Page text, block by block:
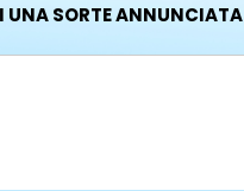
UNA SORTE ANNUNCIATA